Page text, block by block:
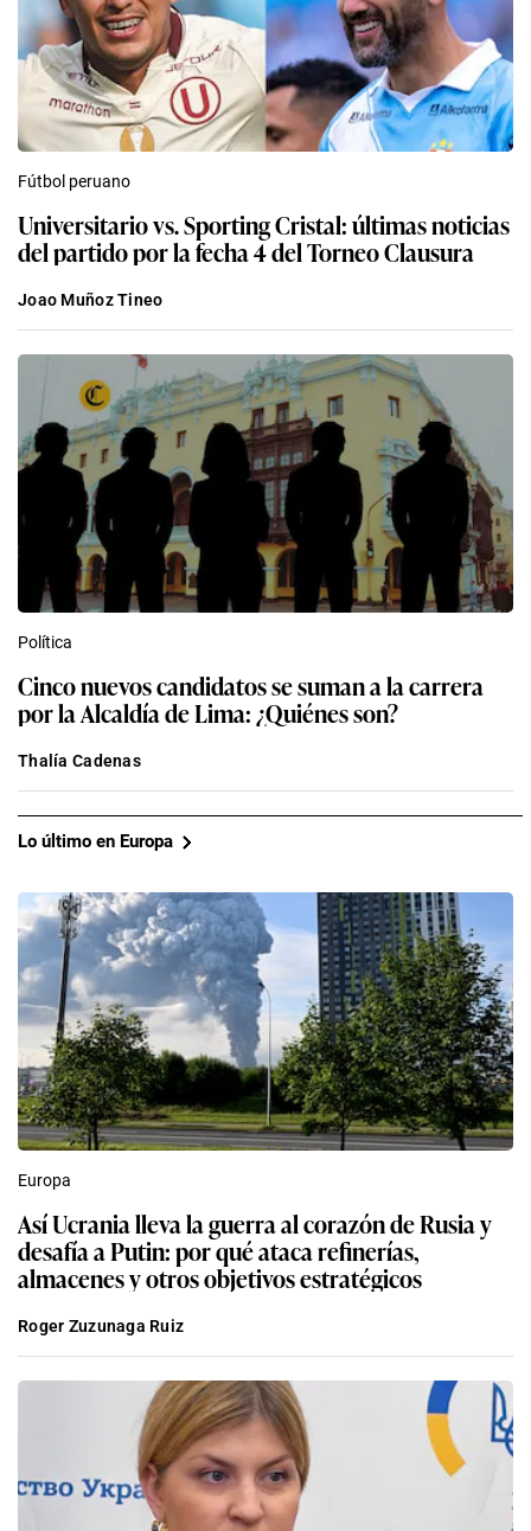
Fútbol peruano
Universitario vs. Sporting Cristal: últimas noticias
del partido por la fecha 4 del Torneo Clausura
Joao Muñoz Tineo
Política
Cinco nuevos candidatos se suman a la carrera
por la Alcaldía de Lima: ¿Quiénes son?
Thalía Cadenas
Lo último en Europa
Europa
Así Ucrania lleva la guerra al corazón de Rusia y
desafía a Putin: por qué ataca refinerías,
almacenes y otros objetivos estratégicos
Roger Zuzunaga Ruiz